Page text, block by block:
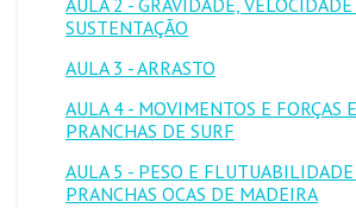
AULA 2 - GRAVIDADE, VELOCIDADE
SUSTENTAÇÃO
AULA 3 - ARRASTO
AULA 4 - MOVIMENTOS E FORÇAS
PRANCHAS DE SURF
AULA 5 - PESO E FLUTUABILIDADE
PRANCHAS OCAS DE MADEIRA